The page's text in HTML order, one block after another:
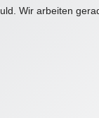
Wir arbeiten